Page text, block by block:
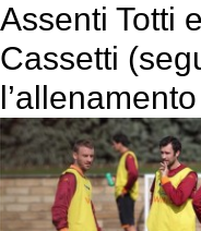
Assenti Totti e
Cassetti